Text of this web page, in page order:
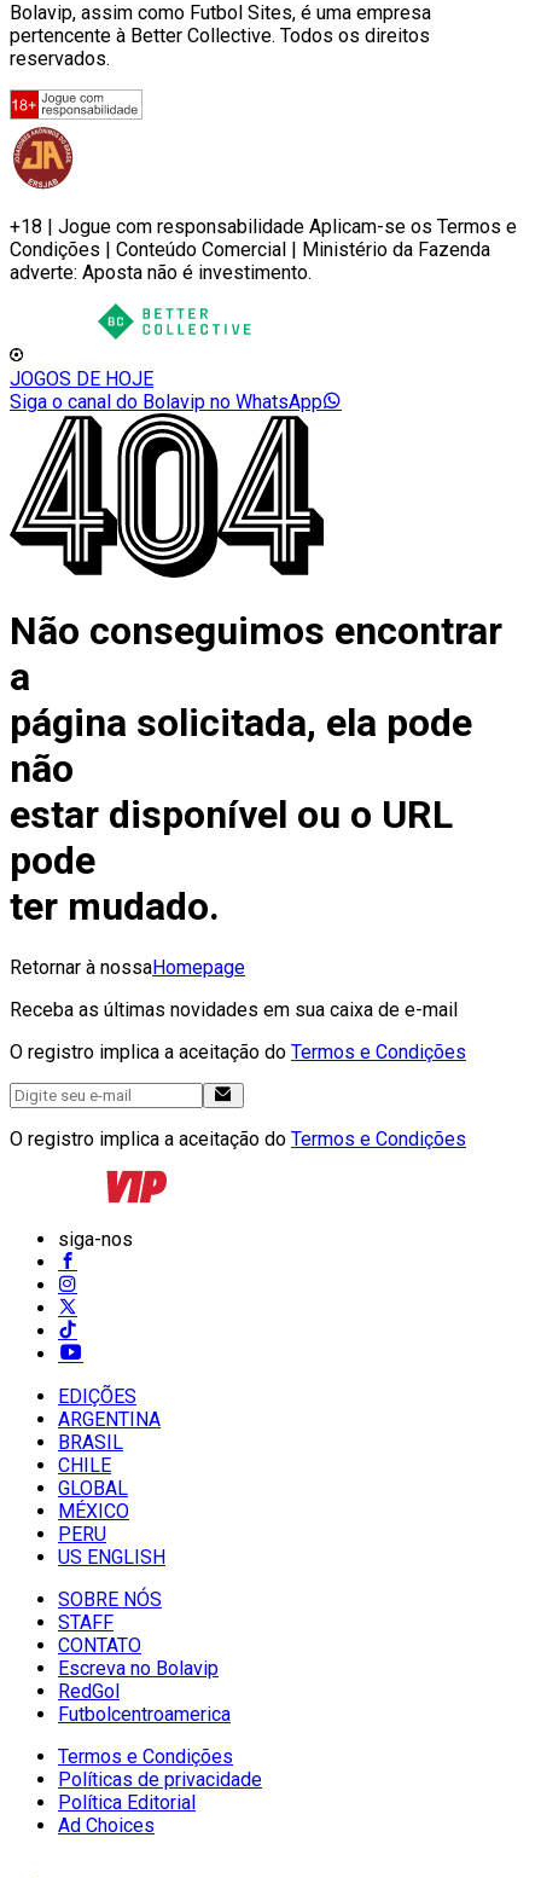
Bolavip, assim como Futbol Sites, é uma empresa
pertencente à Better Collective. Todos os direitos
reservados.
+18 | Jogue com responsabilidade Aplicam-se os Termos e
Condições | Conteúdo Comercial | Ministério da Fazenda
adverte: Aposta não é investimento.
JOGOS DE HOJE
Siga o canal do Bolavip no WhatsApp
Não conseguimos encontrar
a
página solicitada, ela pode
não
estar disponível ou o URL
pode
ter mudado.
Retornar à nossaHomepage
Receba as últimas novidades em sua caixa de e-mail
O registro implica a aceitação do Termos e Condições
O registro implica a aceitação do Termos e Condições
siga-nos
EDIÇÕES
ARGENTINA
BRASIL
CHILE
GLOBAL
MÉXICO
PERU
US ENGLISH
SOBRE NÓS
STAFF
CONTATO
Escreva no Bolavip
RedGol
Futbolcentroamerica
Termos e Condições
Políticas de privacidade
Política Editorial
Ad Choices